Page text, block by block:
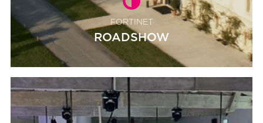
FORTINET
ROADSHOW